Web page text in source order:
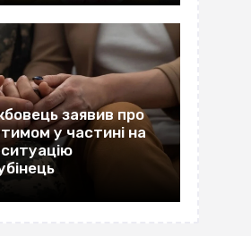
заявив про
у частині на